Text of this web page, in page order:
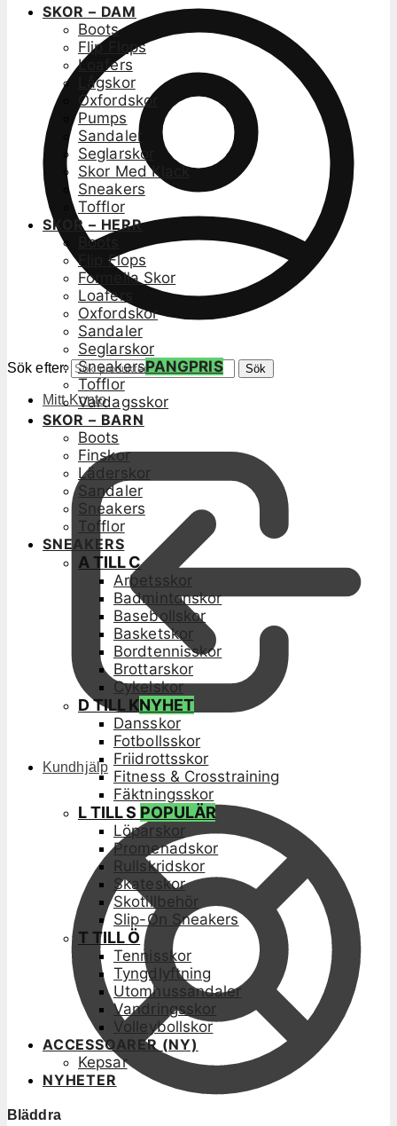
Sök efter: Sök
Mitt Konto
Kundhjälp
SKOR – DAM
Boots
Flip Flops
Loafers
Lågskor
Oxfordskor
Pumps
Sandaler
Seglarskor
Skor Med Klack
Sneakers
Tofflor
SKOR – HERR
Boots
Flip Flops
Formella Skor
Loafers
Oxfordskor
Sandaler
Seglarskor
SneakersPANGPRIS
Tofflor
Vardagsskor
SKOR – BARN
Boots
Finskor
Läderskor
Sandaler
Sneakers
Tofflor
SNEAKERS
A TILL C
Arbetsskor
Badmintonskor
Basebollskor
Basketskor
Bordtennisskor
Brottarskor
Cykelskor
D TILL KNYHET
Dansskor
Fotbollsskor
Friidrottsskor
Fitness & Crosstraining
Fäktningsskor
L TILL S POPULÄR
Löparskor
Promenadskor
Rullskridskor
Skateskor
Skotillbehör
Slip-On Sneakers
T TILL Ö
Tennisskor
Tyngdlyftning
Utomhussandaler
Vandringsskor
Volleybollskor
ACCESSOARER (NY)
Kepsar
NYHETER
Bläddra